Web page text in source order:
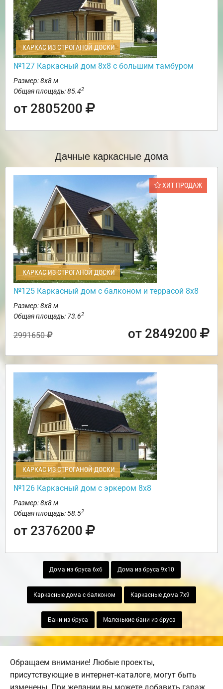
КАРКАС ИЗ СТРОГАНОЙ ДОСКИ
№127 Каркасный дом 8х8 с большим тамбуром
Размер: 8х8 м
Общая площадь: 85.42
от 2805200
Дачные каркасные дома
ХИТ ПРОДАЖ
КАРКАС ИЗ СТРОГАНОЙ ДОСКИ
№125 Каркасный дом с балконом и террасой 8х8
Размер: 8х8 м
Общая площадь: 73.62
2991650 от 2849200
КАРКАС ИЗ СТРОГАНОЙ ДОСКИ
№126 Каркасный дом с эркером 8х8
Размер: 8х8 м
Общая площадь: 58.52
от 2376200
Дома из бруса 6х6 Дома из бруса 9х10
Каркасные дома с балконом Каркасные дома 7х9
Бани из бруса Маленькие бани из бруса
Обращаем внимание! Любые проекты,
присутствующие в интернет-каталоге, могут быть